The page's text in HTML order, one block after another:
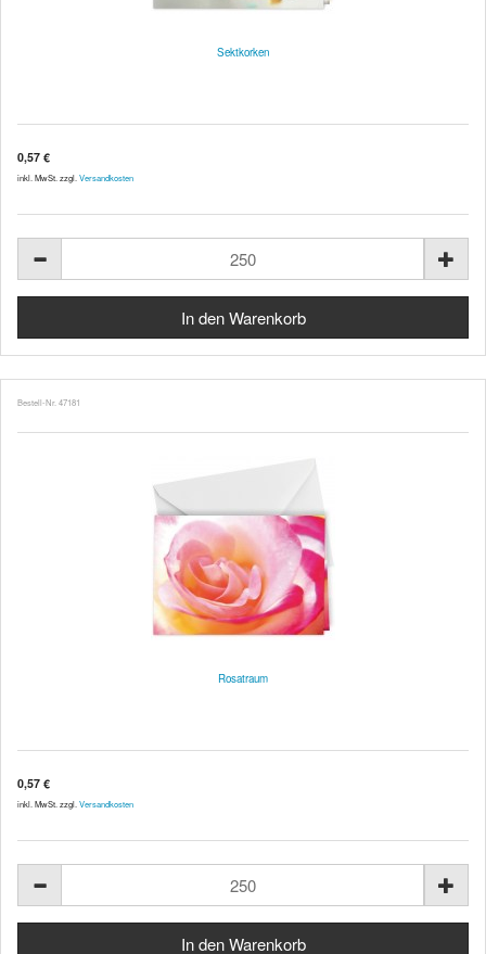
Sektkorken
0,57 €
inkl. MwSt. zzgl. Versandkosten
Bestell-Nr. 47181
Rosatraum
0,57 €
inkl. MwSt. zzgl. Versandkosten